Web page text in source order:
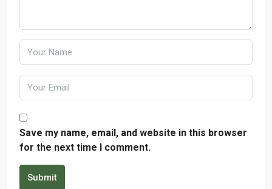
Save my name, email, and website in this browser
for the next time I comment.
Submit